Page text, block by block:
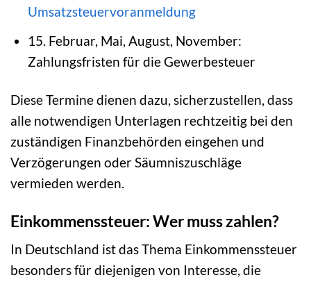
Umsatzsteuervoranmeldung
15. Februar, Mai, August, November:
Zahlungsfristen für die Gewerbesteuer
Diese Termine dienen dazu, sicherzustellen, dass
alle notwendigen Unterlagen rechtzeitig bei den
zuständigen Finanzbehörden eingehen und
Verzögerungen oder Säumniszuschläge
vermieden werden.
Einkommenssteuer: Wer muss zahlen?
In Deutschland ist das Thema Einkommenssteuer
besonders für diejenigen von Interesse, die